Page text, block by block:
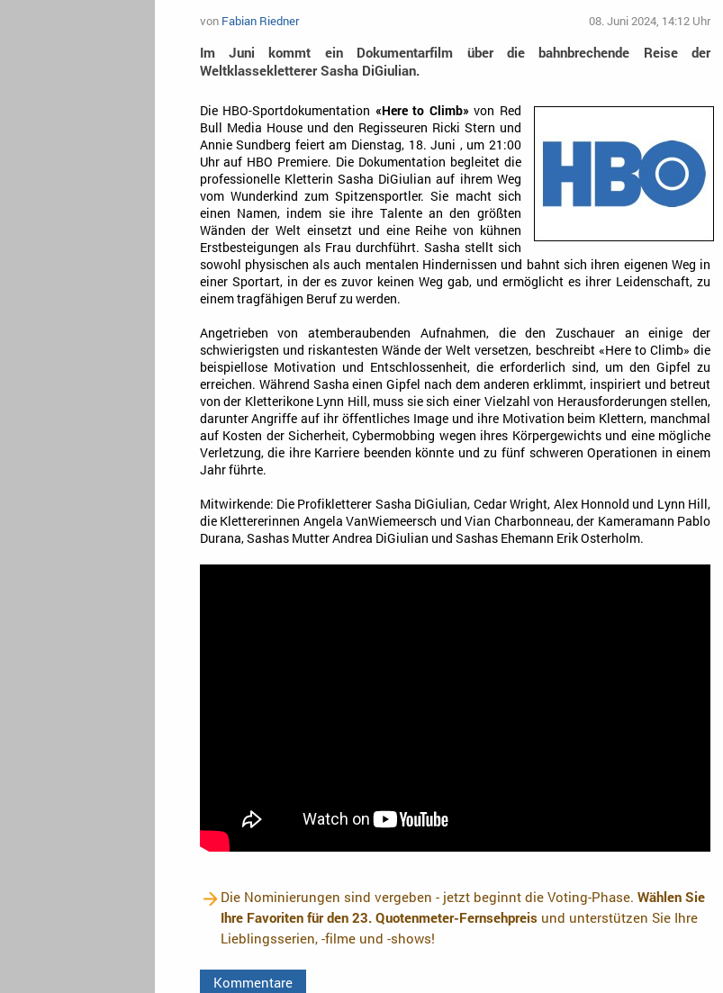
von Fabian Riedner 08. Juni 2024, 14:12 Uhr
Im Juni kommt ein Dokumentarfilm über die bahnbrechende Reise der
Weltklassekletterer Sasha DiGiulian.
Die HBO-Sportdokumentation «Here to Climb» von Red
Bull Media House und den Regisseuren Ricki Stern und
Annie Sundberg feiert am Dienstag, 18. Juni , um 21:00
Uhr auf HBO Premiere. Die Dokumentation begleitet die
professionelle Kletterin Sasha DiGiulian auf ihrem Weg
vom Wunderkind zum Spitzensportler. Sie macht sich
einen Namen, indem sie ihre Talente an den größten
Wänden der Welt einsetzt und eine Reihe von kühnen
Erstbesteigungen als Frau durchführt. Sasha stellt sich
sowohl physischen als auch mentalen Hindernissen und bahnt sich ihren eigenen Weg in
einer Sportart, in der es zuvor keinen Weg gab, und ermöglicht es ihrer Leidenschaft, zu
einem tragfähigen Beruf zu werden.
Angetrieben von atemberaubenden Aufnahmen, die den Zuschauer an einige der
schwierigsten und riskantesten Wände der Welt versetzen, beschreibt «Here to Climb» die
beispiellose Motivation und Entschlossenheit, die erforderlich sind, um den Gipfel zu
erreichen. Während Sasha einen Gipfel nach dem anderen erklimmt, inspiriert und betreut
von der Kletterikone Lynn Hill, muss sie sich einer Vielzahl von Herausforderungen stellen,
darunter Angriffe auf ihr öffentliches Image und ihre Motivation beim Klettern, manchmal
auf Kosten der Sicherheit, Cybermobbing wegen ihres Körpergewichts und eine mögliche
Verletzung, die ihre Karriere beenden könnte und zu fünf schweren Operationen in einem
Jahr führte.
Mitwirkende: Die Profikletterer Sasha DiGiulian, Cedar Wright, Alex Honnold und Lynn Hill,
die Klettererinnen Angela VanWiemeersch und Vian Charbonneau, der Kameramann Pablo
Durana, Sashas Mutter Andrea DiGiulian und Sashas Ehemann Erik Osterholm.
Die Nominierungen sind vergeben - jetzt beginnt die Voting-Phase. Wählen Sie
Ihre Favoriten für den 23. Quotenmeter-Fernsehpreisund unterstützen Sie Ihre
Lieblingsserien, -filme und -shows!
Kommentare